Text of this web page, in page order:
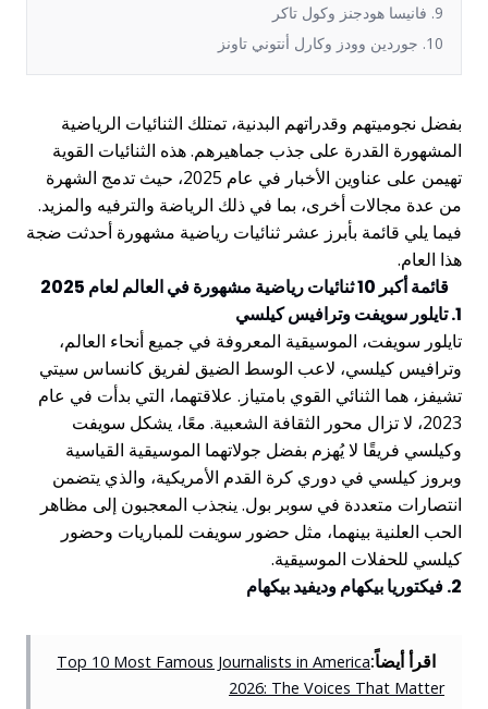
9. فانيسا هودجنز وكول تاكر
10. جوردين وودز وكارل أنتوني تاونز
بفضل نجوميتهم وقدراتهم البدنية، تمتلك الثنائيات الرياضية
المشهورة القدرة على جذب جماهيرهم. هذه الثنائيات القوية
تهيمن على عناوين الأخبار في عام 2025، حيث تدمج الشهرة
من عدة مجالات أخرى، بما في ذلك الرياضة والترفيه والمزيد.
فيما يلي قائمة بأبرز عشر ثنائيات رياضية مشهورة أحدثت ضجة
هذا العام.
قائمة أكبر 10 ثنائيات رياضية مشهورة في العالم لعام 2025
1. تايلور سويفت وترافيس كيلسي
تايلور سويفت، الموسيقية المعروفة في جميع أنحاء العالم،
وترافيس كيلسي، لاعب الوسط الضيق لفريق كانساس سيتي
تشيفز، هما الثنائي القوي بامتياز. علاقتهما، التي بدأت في عام
2023، لا تزال محور الثقافة الشعبية. معًا، يشكل سويفت
وكيلسي فريقًا لا يُهزم بفضل جولاتهما الموسيقية القياسية
وبروز كيلسي في دوري كرة القدم الأمريكية، والذي يتضمن
انتصارات متعددة في سوبر بول. ينجذب المعجبون إلى مظاهر
الحب العلنية بينهما، مثل حضور سويفت للمباريات وحضور
كيلسي للحفلات الموسيقية.
2. فيكتوريا بيكهام وديفيد بيكهام
اقرأ أيضاً:Top 10 Most Famous Journalists in America
2026: The Voices That Matter